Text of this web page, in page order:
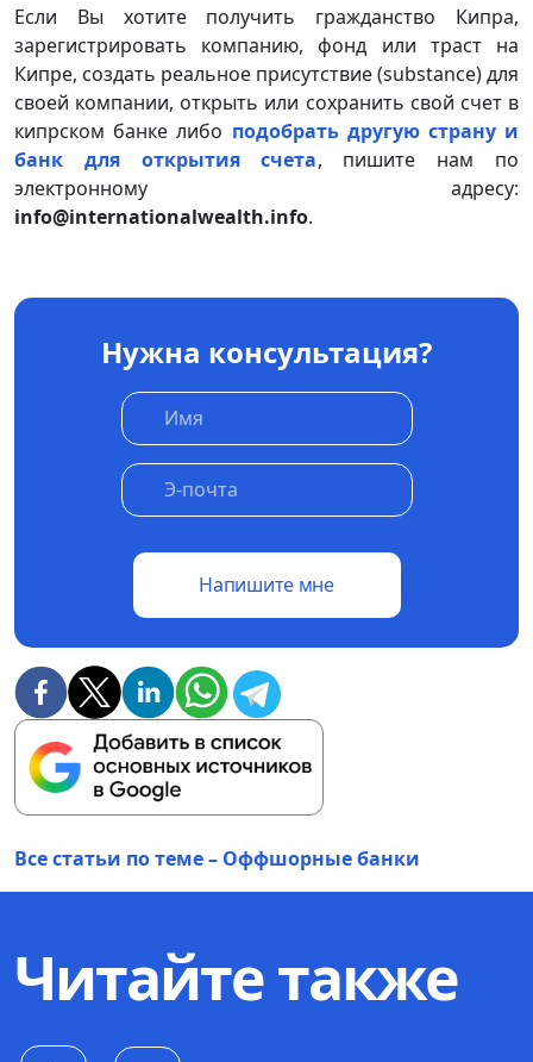
Если Вы хотите получить гражданство Кипра,
зарегистрировать компанию, фонд или траст на
Кипре, создать реальное присутствие (substance) для
своей компании, открыть или сохранить свой счет в
кипрском банке либо подобрать другую страну и
банк для открытия счета, пишите нам по
электронному адресу:
info@internationalwealth.info.
Нужна консультация?
Напишите мне
Все статьи по теме – Оффшорные банки
Читайте также